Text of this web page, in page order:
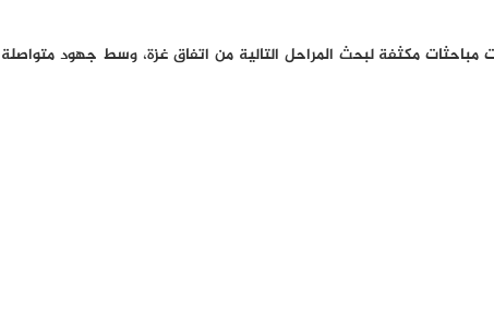
مباحثات مكثفة لبحث المراحل التالية من اتفاق غزة، وسط جهود متواصلة